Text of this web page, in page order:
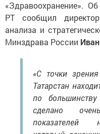
«Здравоохранение».
РТ сообщил
анализа и
Минздрава России
«С точки
Татарстан
по
сделано
показателей